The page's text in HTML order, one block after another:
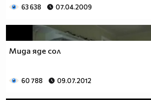
63 638 07.04.2009
Мида яде сол
60 788 09.07.2012